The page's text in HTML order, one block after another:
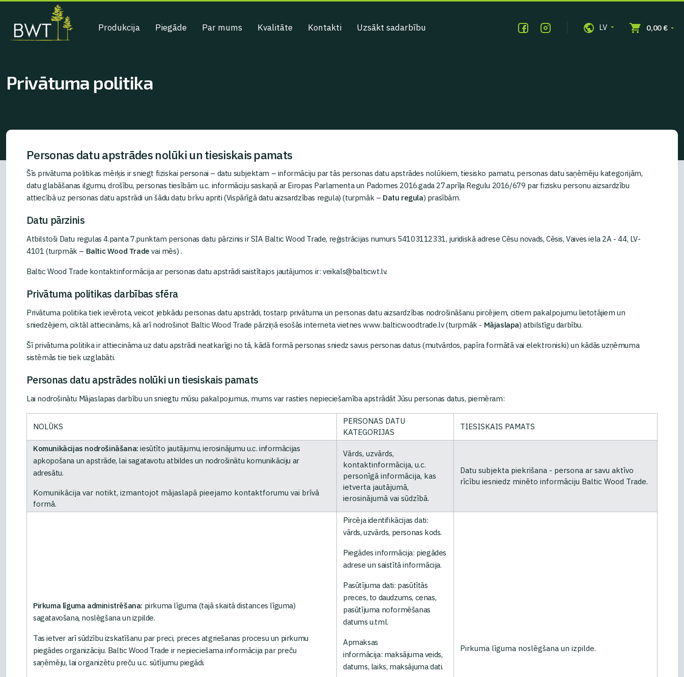
Produkcija Piegāde Par mums Kvalitāte Kontakti Uzsākt sadarbību LV 0,00 €
Privātuma politika
Personas datu apstrādes nolūki un tiesiskais pamats
Šīs privātuma politikas mērķis ir sniegt fiziskai personai – datu subjektam – informāciju par tās personas datu apstrādes nolūkiem, tiesisko pamatu, personas datu saņēmēju kategorijām,
datu glabāšanas ilgumu, drošību, personas tiesībām u.c. informāciju saskaņā ar Eiropas Parlamenta un Padomes 2016.gada 27.aprīļa Regulu 2016/679 par fizisku personu aizsardzību
attiecībā uz personas datu apstrādi un šādu datu brīvu apriti (Vispārīgā datu aizsardzības regula) (turpmāk – Datu regula) prasībām.
Datu pārzinis
Atbilstoši Datu regulas 4.panta 7.punktam personas datu pārzinis ir SIA Baltic Wood Trade, reģistrācijas numurs 54103112331, juridiskā adrese Cēsu novads, Cēsis, Vaives iela 2A - 44, LV-
4101 (turpmāk – Baltic Wood Trade vai mēs) .
Baltic Wood Trade kontaktinformācija ar personas datu apstrādi saistītajos jautājumos ir: veikals@balticwt.lv.
Privātuma politikas darbības sfēra
Privātuma politika tiek ievērota, veicot jebkādu personas datu apstrādi, tostarp privātuma un personas datu aizsardzības nodrošināšanu pircējiem, citiem pakalpojumu lietotājiem un
sniedzējiem, ciktāl attiecināms, kā arī nodrošinot Baltic Wood Trade pārziņā esošās interneta vietnes www.balticwoodtrade.lv (turpmāk - Mājaslapa) atbilstīgu darbību.
Šī privātuma politika ir attiecināma uz datu apstrādi neatkarīgi no tā, kādā formā personas sniedz savus personas datus (mutvārdos, papīra formātā vai elektroniski) un kādās uzņēmuma
sistēmās tie tiek uzglabāti.
Personas datu apstrādes nolūki un tiesiskais pamats
Lai nodrošinātu Mājaslapas darbību un sniegtu mūsu pakalpojumus, mums var rasties nepieciešamība apstrādāt Jūsu personas datus, piemēram:
NOLŪKS
PERSONAS DATU
KATEGORIJAS
TIESISKAIS PAMATS
Komunikācijas nodrošināšana: iesūtīto jautājumu, ierosinājumu u.c. informācijas
apkopošana un apstrāde, lai sagatavotu atbildes un nodrošinātu komunikāciju ar
adresātu.
Komunikācija var notikt, izmantojot mājaslapā pieejamo kontaktforumu vai brīvā
formā.
Vārds, uzvārds,
kontaktinformācija, u.c.
personīgā informācija, kas
ietverta jautājumā,
ierosinājumā vai sūdzībā.
Datu subjekta piekrišana - persona ar savu aktīvo
rīcību iesniedz minēto informāciju Baltic Wood Trade.
Pirkuma līguma administrēšana: pirkuma līguma (tajā skaitā distances līguma)
sagatavošana, noslēgšana un izpilde.
Tas ietver arī sūdzību izskatīšanu par preci, preces atgriešanas procesu un pirkumu
piegādes organizāciju. Baltic Wood Trade ir nepieciešama informācija par preču
saņēmēju, lai organizētu preču u.c. sūtījumu piegādi.
Pircēja identifikācijas dati:
vārds, uzvārds, personas kods.
Piegādes informācija: piegādes
adrese un saistītā informācija.
Pasūtījuma dati: pasūtītās
preces, to daudzums, cenas,
pasūtījuma noformēšanas
datums u.tml.
Apmaksas
informācija: maksājuma veids,
datums, laiks, maksājuma dati.
Pirkuma līguma noslēgšana un izpilde.